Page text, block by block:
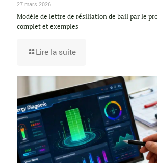
27 mars 2026
Modèle de lettre de résiliation de bail par le
complet et exemples
Lire la suite